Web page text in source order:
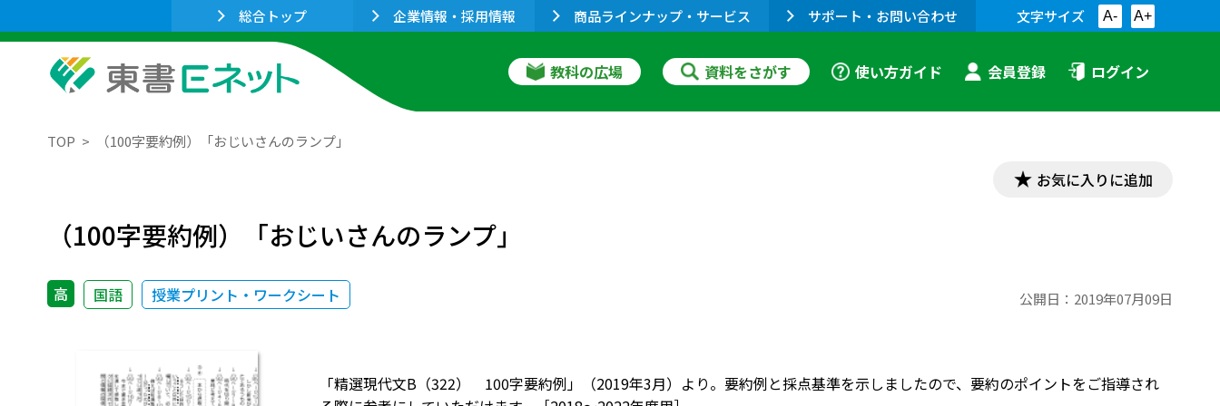
総合トップ 企業情報・採用情報 商品ラインナップ・サービス サポート・お問い合わせ 文字サイズ A- A+
教科の広場 資料をさがす 使い方ガイド 会員登録 ログイン
TOP （100字要約例）「おじいさんのランプ」
お気に入りに追加
（100字要約例）「おじいさんのランプ」
高 国語 授業プリント・ワークシート 公開日： 2019年07月09日
「精選現代文B（322） 100字要約例」（2019年3月）より。要約例と採点基準を示しましたので、要約のポイントをご指導され